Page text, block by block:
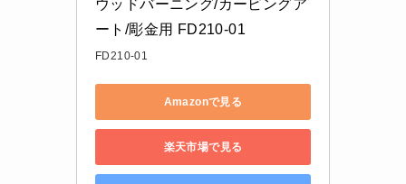
ウッドバーニング/カービングア
ート/彫金用 FD210-01
FD210-01
Amazonで見る
楽天市場で見る